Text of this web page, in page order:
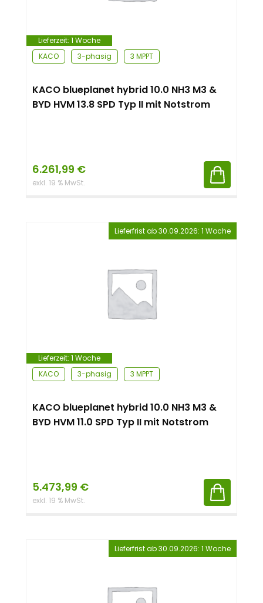
Lieferzeit: 1 Woche
KACO 3-phasig 3 MPPT
KACO blueplanet hybrid 10.0 NH3 M3 &
BYD HVM 13.8 SPD Typ II mit Notstrom
6.261,99 €
exkl. 19 % MwSt.
Lieferzeit: 1 Woche
Lieferfrist ab 30.09.2026: 1 Woche
KACO 3-phasig 3 MPPT
KACO blueplanet hybrid 10.0 NH3 M3 &
BYD HVM 11.0 SPD Typ II mit Notstrom
5.473,99 €
exkl. 19 % MwSt.
Lieferfrist ab 30.09.2026: 1 Woche